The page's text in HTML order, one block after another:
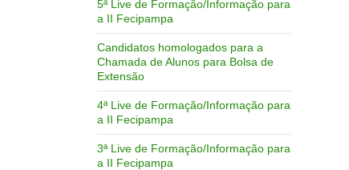
5ª Live de Formação/Informação para
a II Fecipampa
Candidatos homologados para a
Chamada de Alunos para Bolsa de
Extensão
4ª Live de Formação/Informação para
a II Fecipampa
3ª Live de Formação/Informação para
a II Fecipampa